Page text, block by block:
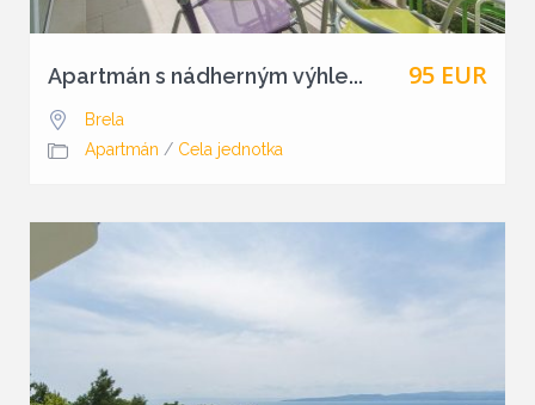
95 EUR
Apartmán s nádherným výhle...
Brela
Apartmán / Cela jednotka